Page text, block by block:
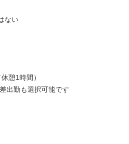
ない
憩1時間）
出勤も選択可能です